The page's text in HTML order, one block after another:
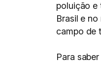
poluição e
Brasil e
campo de
Para